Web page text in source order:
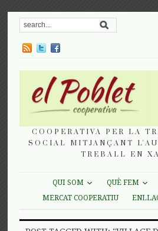
COOPERATIVA PER LA
SOCIAL MITJANÇANT
TREBALL EN
QUI SOM QUÈ FEM
MERCAT COOPERATIU